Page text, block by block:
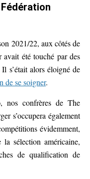
2021/22, aux côtés de
été touché par des
s’était alors éloigné de
de se soigner.
nos confrères de The
s’occupera également
évidemment,
sélection américaine,
de qualification de